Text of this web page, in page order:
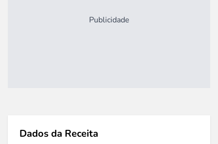
Publicidade
Dados da Receita